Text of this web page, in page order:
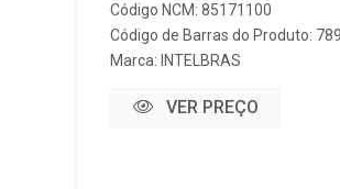
Código NCM: 85171100
Código de Barras do Produto:
Marca: INTELBRAS
VER PREÇO